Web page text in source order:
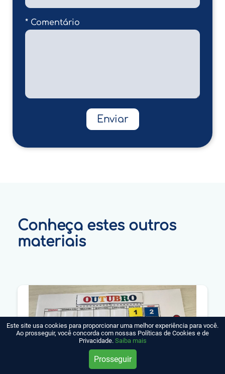
* Comentário
Enviar
Conheça estes outros
materiais
Este site usa cookies para proporcionar uma melhor experiência para você.
Ao prosseguir, você concorda com nossas Políticas de Cookies e de
Privacidade. Saiba mais
Prosseguir